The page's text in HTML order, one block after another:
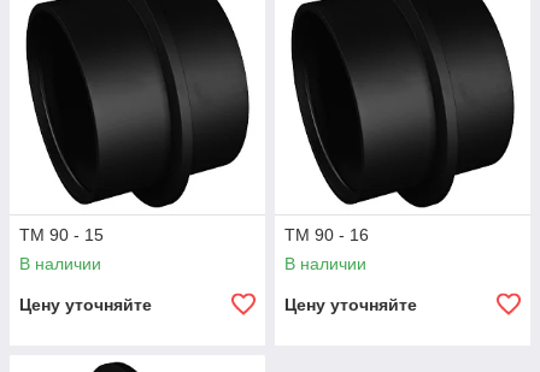
ТМ 90 - 15
В наличии
Цену уточняйте
ТМ 90 - 16
В наличии
Цену уточняйте